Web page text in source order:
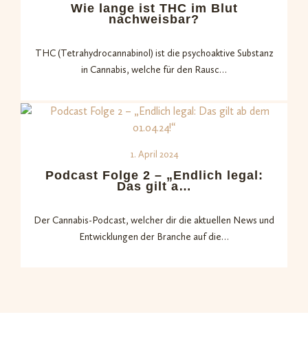
Wie lange ist THC im Blut
nachweisbar?
THC (Tetrahydrocannabinol) ist die psychoaktive Substanz
in Cannabis, welche für den Rausc…
1. April 2024
Podcast Folge 2 – „Endlich legal:
Das gilt a…
Der Cannabis-Podcast, welcher dir die aktuellen News und
Entwicklungen der Branche auf die…